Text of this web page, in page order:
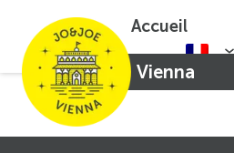
Vienna
Accueil